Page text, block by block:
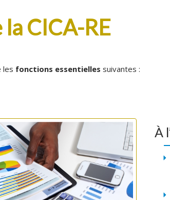
CICA-RE
les fonctions essentielles suivantes :
À